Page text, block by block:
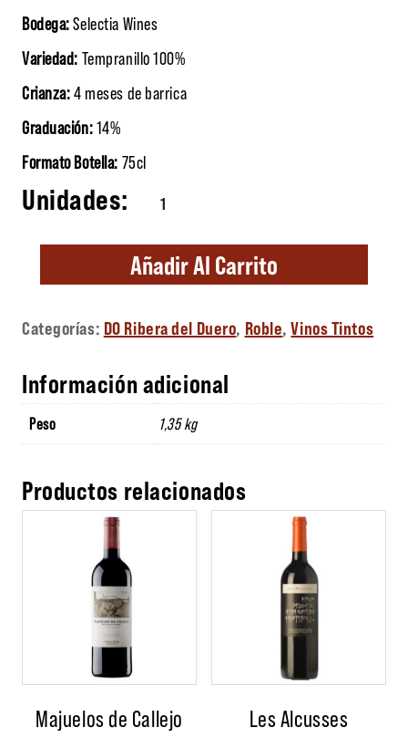
Bodega:Selectia Wines
Variedad: Tempranillo 100%
Crianza:4 meses de barrica
Graduación:14%
Formato Botella: 75cl
La Consentida cantidad
Añadir Al Carrito
Categorías: DO Ribera del Duero, Roble,Vinos Tintos
Información adicional
Peso 1,35 kg
Productos relacionados
Majuelos de Callejo Les Alcusses